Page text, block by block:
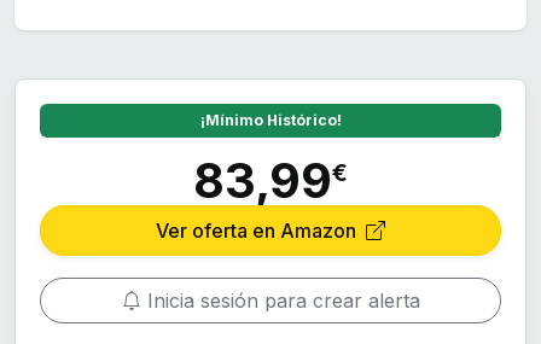
¡Mínimo Histórico!
83,99€
Ver oferta en Amazon
Inicia sesión para crear alerta